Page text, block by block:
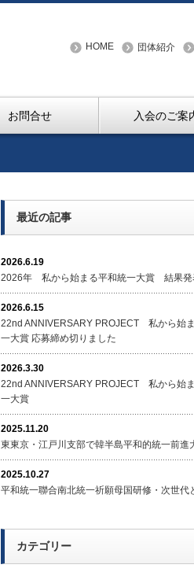
HOME 団体紹介
お問合せ 入会のご案
最近の記事
2026.6.19
2026年 私から始まる平和統一大賞 結果発
2026.6.15
22nd ANNIVERSARY PROJECT 私から始
一大賞 応募締め切りました
2026.3.30
22nd ANNIVERSARY PROJECT 私から始
一大賞
2025.11.20
東東京・江戸川支部で韓半島平和的統一前進
2025.10.27
平和統一聯合南北統一祈願母国研修・次世代
カテゴリー